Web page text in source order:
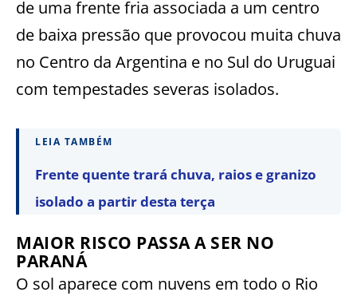
de uma frente fria associada a um centro
de baixa pressão que provocou muita chuva
no Centro da Argentina e no Sul do Uruguai
com tempestades severas isolados.
LEIA TAMBÉM
Frente quente trará chuva, raios e granizo
isolado a partir desta terça
MAIOR RISCO PASSA A SER NO
PARANÁ
O sol aparece com nuvens em todo o Rio